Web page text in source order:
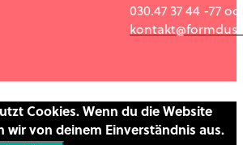
030.47 37 44 -77
Cookies. Wenn du die Website
wir von deinem Einverständnis aus.